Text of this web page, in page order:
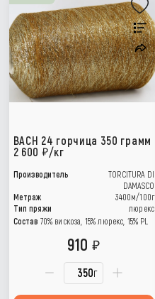
BACH 24 горчица 350 грамм
2 600
/кг
Производитель
TORCITURA DI
DAMASCO
Метраж
3400м/100г
Тип пряжи
люрекс
Состав 70% вискоза, 15% люрекс, 15% РL
г
910